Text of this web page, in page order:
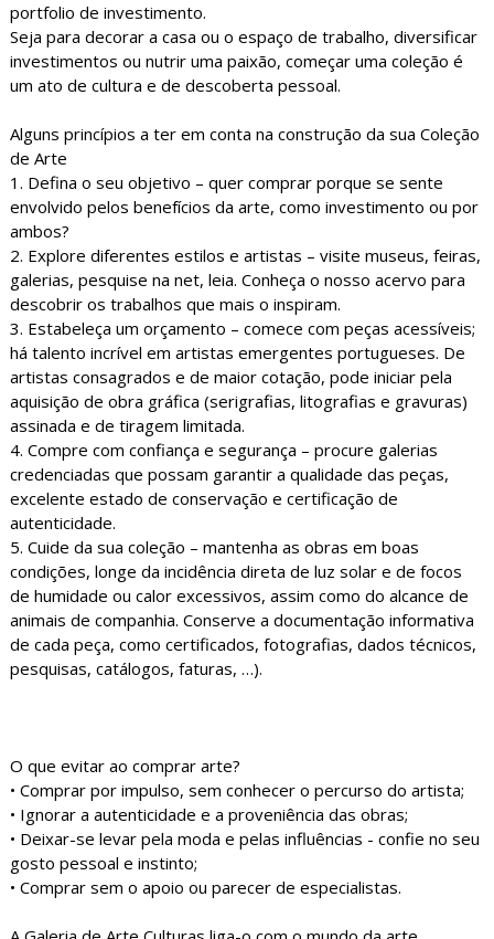
portfolio de investimento.
Seja para decorar a casa ou o espaço de trabalho, diversificar
investimentos ou nutrir uma paixão, começar uma coleção é
um ato de cultura e de descoberta pessoal.
Alguns princípios a ter em conta na construção da sua Coleção
de Arte
1. Defina o seu objetivo – quer comprar porque se sente
envolvido pelos benefícios da arte, como investimento ou por
ambos?
2. Explore diferentes estilos e artistas – visite museus, feiras,
galerias, pesquise na net, leia. Conheça o nosso acervo para
descobrir os trabalhos que mais o inspiram.
3. Estabeleça um orçamento – comece com peças acessíveis;
há talento incrível em artistas emergentes portugueses. De
artistas consagrados e de maior cotação, pode iniciar pela
aquisição de obra gráfica (serigrafias, litografias e gravuras)
assinada e de tiragem limitada.
4. Compre com confiança e segurança – procure galerias
credenciadas que possam garantir a qualidade das peças,
excelente estado de conservação e certificação de
autenticidade.
5. Cuide da sua coleção – mantenha as obras em boas
condições, longe da incidência direta de luz solar e de focos
de humidade ou calor excessivos, assim como do alcance de
animais de companhia. Conserve a documentação informativa
de cada peça, como certificados, fotografias, dados técnicos,
pesquisas, catálogos, faturas, …).
O que evitar ao comprar arte?
• Comprar por impulso, sem conhecer o percurso do artista;
• Ignorar a autenticidade e a proveniência das obras;
• Deixar-se levar pela moda e pelas influências - confie no seu
gosto pessoal e instinto;
• Comprar sem o apoio ou parecer de especialistas.